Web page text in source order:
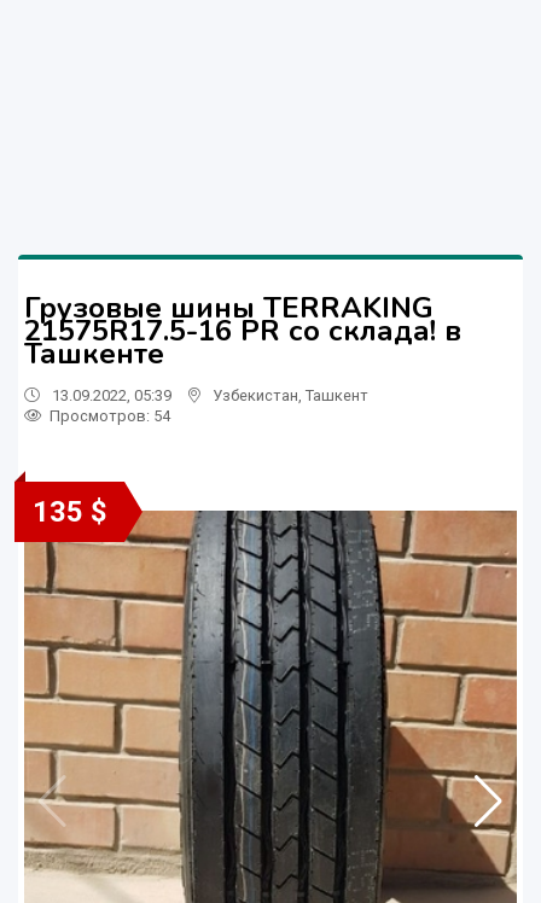
Грузовые шины TERRAKING
21575R17.5-16 PR со склада! в
Ташкенте
13.09.2022, 05:39 Узбекистан Ташкент
Просмотров: 54
135 $